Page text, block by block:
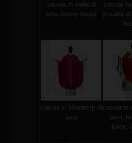
casula in sallia di
lana colore rossa
casula
in sallia
casula in shantung di
seta
casula in
seta,
lurex,